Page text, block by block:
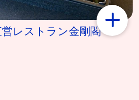
レストラン金剛閣